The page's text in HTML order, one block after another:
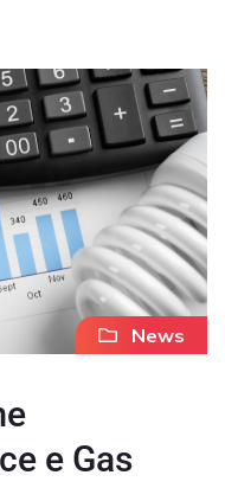
News
e Gas